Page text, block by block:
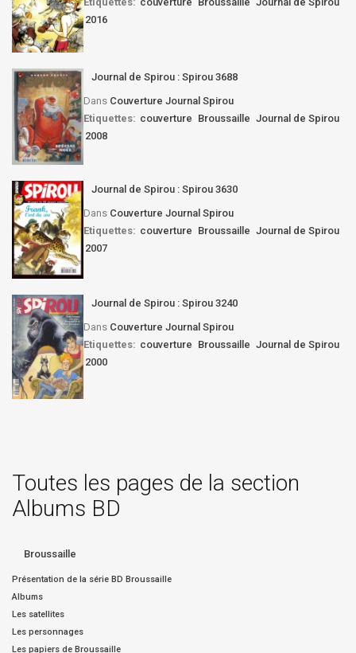
2016
Journal de Spirou : Spirou 3688
Dans Couverture Journal Spirou
Etiquettes: couverture Broussaille Journal de Spirou
2008
Journal de Spirou : Spirou 3630
Dans Couverture Journal Spirou
Etiquettes: couverture Broussaille Journal de Spirou
2007
Journal de Spirou : Spirou 3240
Dans Couverture Journal Spirou
Etiquettes: couverture Broussaille Journal de Spirou
2000
Toutes les pages de la section
Albums BD
Broussaille
Présentation de la série BD Broussaille
Albums
Les satellites
Les personnages
Les papiers de Broussaille